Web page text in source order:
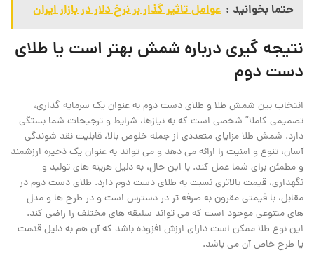
حتما بخوانید : عوامل تاثیر گذار بر نرخ دلار در بازار ایران
نتیجه گیری درباره شمش بهتر است یا طلای
دست دوم
انتخاب بین شمش طلا و طلای دست دوم به عنوان یک سرمایه‌ گذاری،
تصمیمی کاملا” شخصی است که به نیازها، شرایط و ترجیحات شما بستگی
دارد. شمش طلا مزایای متعددی از جمله خلوص بالا، قابلیت نقد شوندگی
آسان، تنوع و امنیت را ارائه می ‌دهد و می‌ تواند به عنوان یک ذخیره ارزشمند
و مطمئن برای شما عمل کند. با این حال، به دلیل هزینه‌ های تولید و
نگهداری، قیمت بالاتری نسبت به طلای دست دوم دارد. طلای دست دوم در
مقابل، با قیمتی مقرون به صرفه تر در دسترس است و در طرح‌ ها و مدل
‌های متنوعی موجود است که می ‌تواند سلیقه ‌های مختلف را راضی کند.
این نوع طلا ممکن است دارای ارزش افزوده باشد که آن هم به دلیل قدمت
یا طرح خاص آن می باشد.